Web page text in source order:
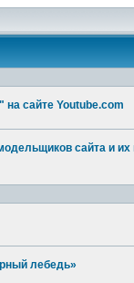
сайте Youtube.com
сайта и их
лебедь»